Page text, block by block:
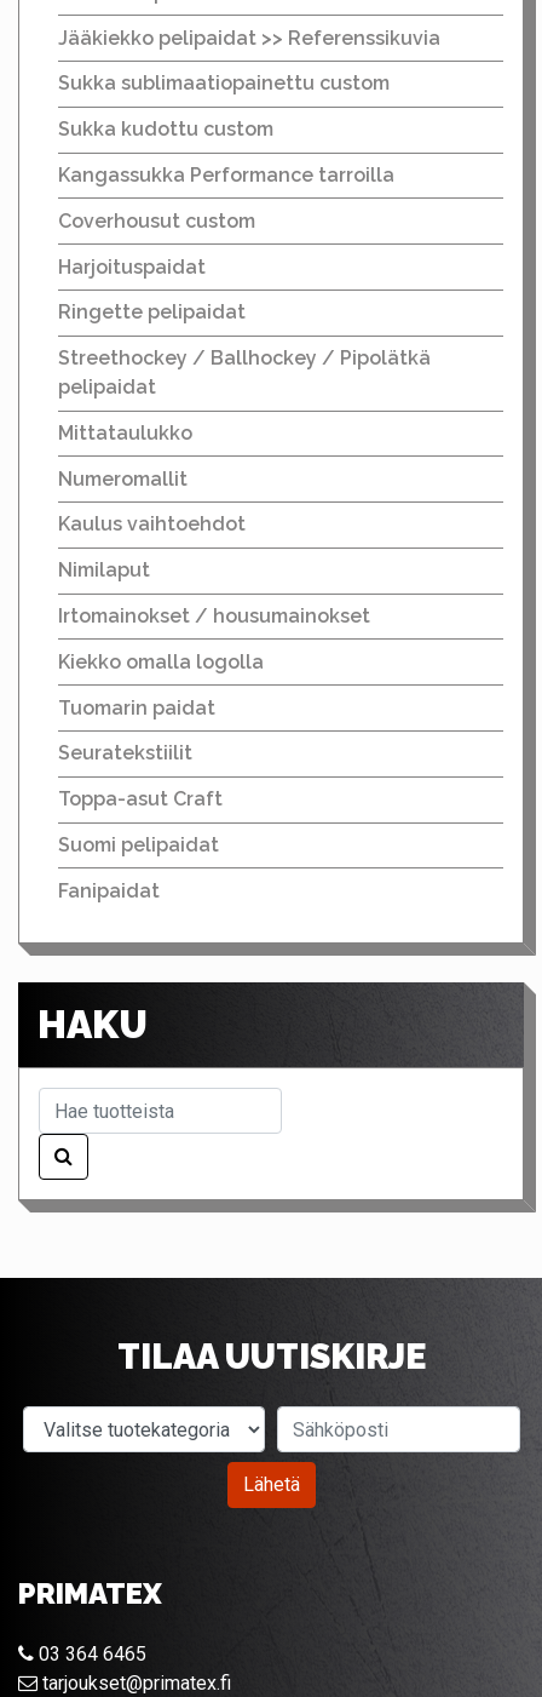
Jääkiekko pelipaidat >> Referenssikuvia
Sukka sublimaatiopainettu custom
Sukka kudottu custom
Kangassukka Performance tarroilla
Coverhousut custom
Harjoituspaidat
Ringette pelipaidat
Streethockey / Ballhockey / Pipolätkä
pelipaidat
Mittataulukko
Numeromallit
Kaulus vaihtoehdot
Nimilaput
Irtomainokset / housumainokset
Kiekko omalla logolla
Tuomarin paidat
Seuratekstiilit
Toppa-asut Craft
Suomi pelipaidat
Fanipaidat
HAKU
TILAA UUTISKIRJE
Valitse tuotekategoria
Lähetä
PRIMATEX
03 364 6465
tarjoukset@primatex.fi